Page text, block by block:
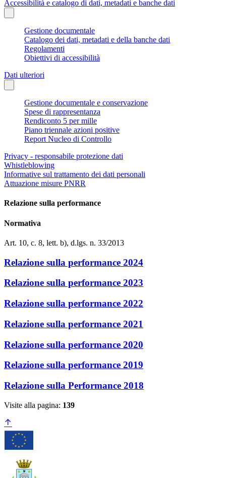
Accessibilità e catalogo di dati, metadati e banche dati
Gestione documentale
Catalogo dei dati, metadati e della banche dati
Regolamenti
Obiettivi di accessibilità
Dati ulteriori
Gestione documentale e conservazione
Spese di rappresentanza
Rendiconto 5 per mille
Piano triennale azioni positive
Report Nucleo di Controllo
Privacy - responsabile protezione dati
Whistleblowing
Informative sul trattamento dei dati personali
Attuazione misure PNRR
Relazione sulla performance
Normativa
Art. 10, c. 8, lett. b), d.lgs. n. 33/2013
Relazione sulla performance 2024
Relazione sulla performance 2023
Relazione sulla performance 2022
Relazione sulla performance 2021
Relazione sulla performance 2020
Relazione sulla performance 2019
Relazione sulla Performance 2018
Visite alla pagina: 139